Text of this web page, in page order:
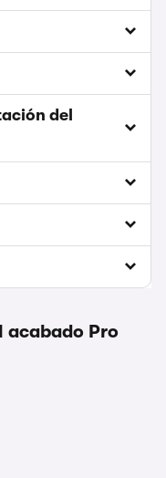
del
acabado Pro